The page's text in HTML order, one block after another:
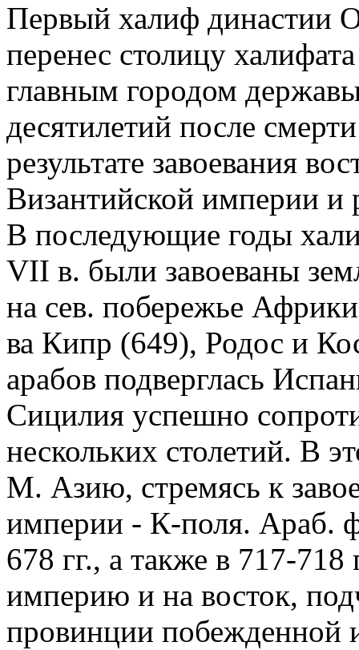
Первый халиф династии
перенес столицу
главным городом
десятилетий после
результате завоевания
Византийской империи и
В последующие годы
VII в. были завоеваны
на сев. побережье
ва Кипр (649), Родос и
арабов подверглась
Сицилия успешно
нескольких столетий. В
М. Азию, стремясь к
империи - К-поля. Араб.
678 гг., а также в 717-
империю и на восток,
провинции побежденной